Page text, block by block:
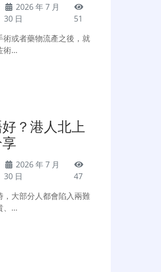
2026 年 7 月
30 日
51
或者藥物流產之後，就
術…
？港人北上
2026 年 7 月
30 日
47
大部分人都會陷入兩難
、…